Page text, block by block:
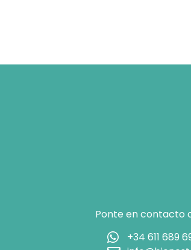
Ponte en contacto
+34 611 689